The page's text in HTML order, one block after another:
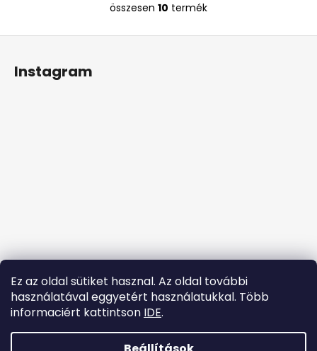
Ez az oldal sütiket hasznal. Az oldal további
használatával eggyetért használatukkal. Több
informaciért kattintson IDE.
L
i
l
e
m
e
i
összesen 10 termék
Instagram